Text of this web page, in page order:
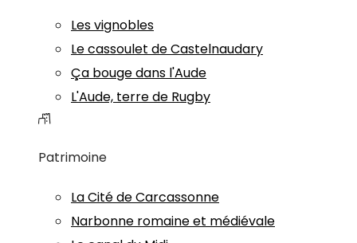
Les vignobles
Le cassoulet de Castelnaudary
Ça bouge dans l'Aude
L'Aude, terre de Rugby
Patrimoine
La Cité de Carcassonne
Narbonne romaine et médiévale